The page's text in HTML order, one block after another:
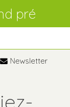
Newsletter